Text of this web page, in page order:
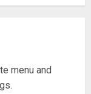
छ नयाँ दल ?
menu and